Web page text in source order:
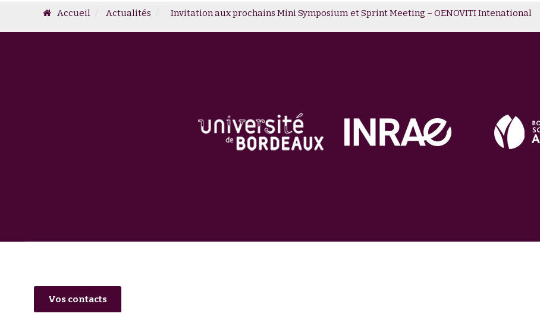
Accueil Actualités Invitation aux prochains Mini Symposium et Sprint Meeting – OENOVITI Intenational
Vos contacts